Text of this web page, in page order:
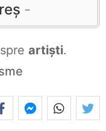
artiști.